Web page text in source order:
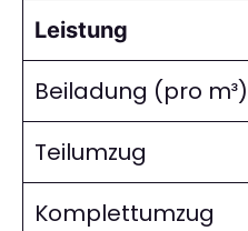
Leistung
Beiladung (pro m³)
Teilumzug
Komplettumzug